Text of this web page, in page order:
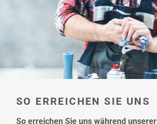
SO ERREICHEN SIE UNS
So erreichen Sie uns während unserer